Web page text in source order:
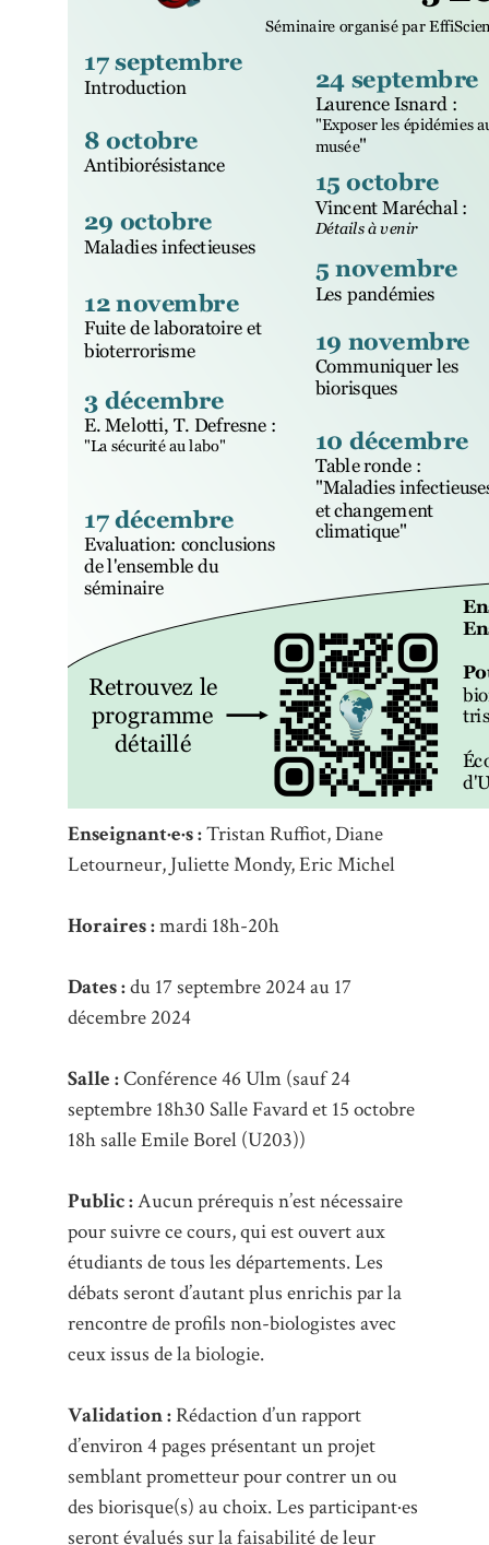
Enseignant·e·s :Tristan Ruffiot, Diane
Letourneur, Juliette Mondy, Eric Michel
Horaires :mardi 18h-20h
Dates :du 17 septembre 2024 au 17
décembre 2024
Salle :Conférence 46 Ulm (sauf 24
septembre 18h30 Salle Favard et 15 octobre
18h salle Emile Borel (U203))
Public :Aucun prérequis n’est nécessaire
pour suivre ce cours, qui est ouvert aux
étudiants de tous les départements. Les
débats seront d’autant plus enrichis par la
rencontre de profils non-biologistes avec
ceux issus de la biologie.
Validation :Rédaction d’un rapport
d’environ 4 pages présentant un projet
semblant prometteur pour contrer un ou
des biorisque(s) au choix. Les participant·es
seront évalués sur la faisabilité de leur